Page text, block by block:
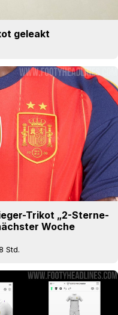
geleakt
Trikot „2-Sterne-
Woche
Std.